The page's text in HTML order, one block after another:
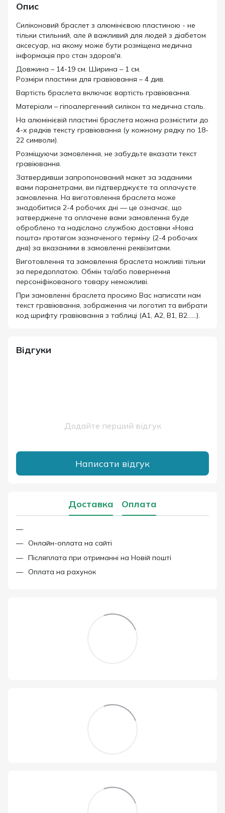
Опис
Силіконовий браслет з алюмінієвою пластиною - не
тільки стильний, але й важливий для людей з діабетом
аксесуар, на якому може бути розміщена медична
інформація про стан здоров'я.
Довжина – 14-19 см. Ширина – 1 см.
Розміри пластини для гравіювання – 4 див.
Вартість браслета включає вартість гравіювання.
Матеріали – гіпоалергенний силікон та медична сталь.
На алюмінієвій пластині браслета можна розмістити до
4-х рядків тексту гравіювання (у кожному рядку по 18-
22 символи).
Розміщуючи замовлення, не забудьте вказати текст
гравіювання.
Затвердивши запропонований макет за заданими
вами параметрами, ви підтверджуєте та оплачуєте
замовлення. На виготовлення браслета може
знадобитися 2-4 робочих дні — це означає, що
затверджене та оплачене вами замовлення буде
оброблено та надіслано службою доставки «Нова
пошта» протягом зазначеного терміну (2-4 робочих
дня) за вказаними в замовленні реквізитами.
Виготовлення та замовлення браслета можливі тільки
за передоплатою. Обмін та/або повернення
персоніфікованого товару неможливі.
При замовленні браслета просимо Вас написати нам
текст гравіювання, зображення чи логотип та вибрати
код шрифту гравіювання з таблиці (А1, А2, В1, В2……).
Відгуки
Додайте перший відгук
Написати відгук
Доставка Оплата
Онлайн-оплата на сайті
Післяплата при отриманні на Новій пошті
Оплата на рахунок